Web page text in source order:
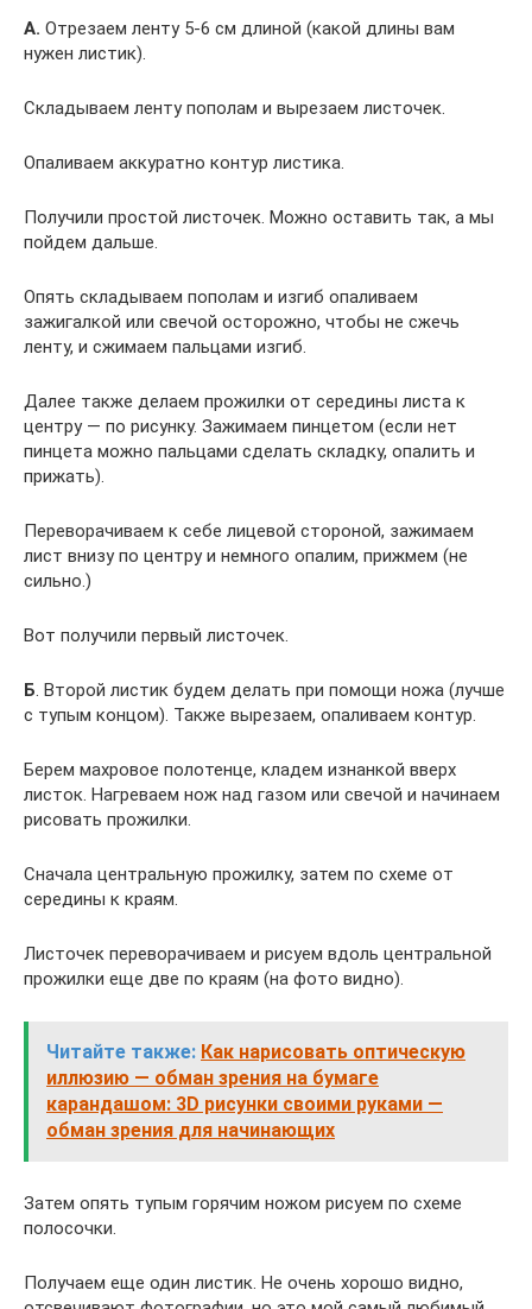
А. Отрезаем ленту 5-6 см длиной (какой длины вам
нужен листик).
Складываем ленту пополам и вырезаем листочек.
Опаливаем аккуратно контур листика.
Получили простой листочек. Можно оставить так, а мы
пойдем дальше.
Опять складываем пополам и изгиб опаливаем
зажигалкой или свечой осторожно, чтобы не сжечь
ленту, и сжимаем пальцами изгиб.
Далее также делаем прожилки от середины листа к
центру — по рисунку. Зажимаем пинцетом (если нет
пинцета можно пальцами сделать складку, опалить и
прижать).
Переворачиваем к себе лицевой стороной, зажимаем
лист внизу по центру и немного опалим, прижмем (не
сильно.)
Вот получили первый листочек.
Б . Второй листик будем делать при помощи ножа (лучше
с тупым концом). Также вырезаем, опаливаем контур.
Берем махровое полотенце, кладем изнанкой вверх
листок. Нагреваем нож над газом или свечой и начинаем
рисовать прожилки.
Сначала центральную прожилку, затем по схеме от
середины к краям.
Листочек переворачиваем и рисуем вдоль центральной
прожилки еще две по краям (на фото видно).
Читайте также: Как нарисовать оптическую
иллюзию — обман зрения на бумаге
карандашом: 3D рисунки своими руками —
обман зрения для начинающих
Затем опять тупым горячим ножом рисуем по схеме
полосочки.
Получаем еще один листик. Не очень хорошо видно,